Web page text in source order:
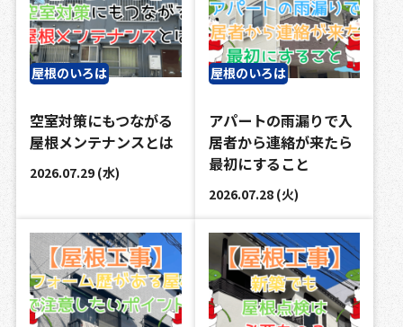
空室対策にもつながる
屋根メンテナンスとは
2026.07.29 (水)
屋根のいろは
アパートの雨漏りで入
居者から連絡が来たら
最初にすること
2026.07.28 (火)
屋根のいろは